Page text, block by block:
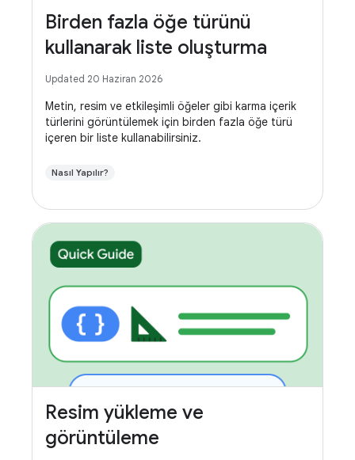
Birden fazla öğe türünü
kullanarak liste oluşturma
Updated 20 Haziran 2026
Metin, resim ve etkileşimli öğeler gibi karma içerik
türlerini görüntülemek için birden fazla öğe türü
içeren bir liste kullanabilirsiniz.
Nasıl Yapılır?
Resim yükleme ve
görüntüleme